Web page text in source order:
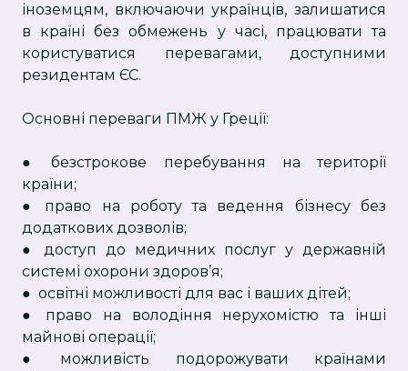
іноземцям, включаючи українців, залишатися
в країні без обмежень у часі, працювати та
користуватися перевагами, доступними
резидентам ЄС.
Основні переваги ПМЖ у Греції:
● безстрокове перебування на території
країни;
● право на роботу та ведення бізнесу без
додаткових дозволів;
● доступ до медичних послуг у державній
системі охорони здоров’я;
● освітні можливості для вас і ваших дітей;
● право на володіння нерухомістю та інші
майнові операції;
● можливість подорожувати країнами